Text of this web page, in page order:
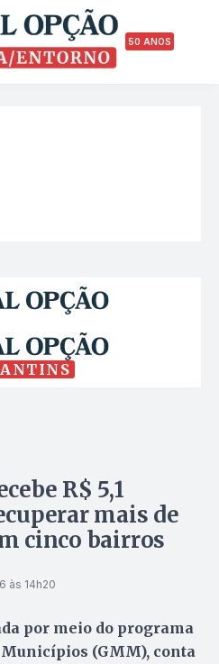
50 ANOS
R$ 5,1
mais de
cinco bairros
às 14h20
por meio do programa
(GMM), conta